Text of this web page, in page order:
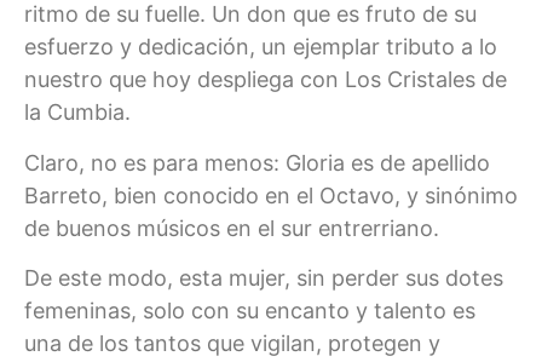
ritmo de su fuelle. Un don que es fruto de su
esfuerzo y dedicación, un ejemplar tributo a lo
nuestro que hoy despliega con Los Cristales de
la Cumbia.
Claro, no es para menos: Gloria es de apellido
Barreto, bien conocido en el Octavo, y sinónimo
de buenos músicos en el sur entrerriano.
De este modo, esta mujer, sin perder sus dotes
femeninas, solo con su encanto y talento es
una de los tantos que vigilan, protegen y